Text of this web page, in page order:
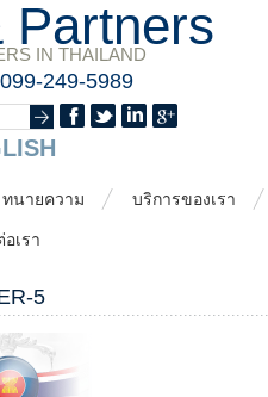
Partners
IN THAILAND
249-5989
ทนายความ บริการของเรา
เรา
5